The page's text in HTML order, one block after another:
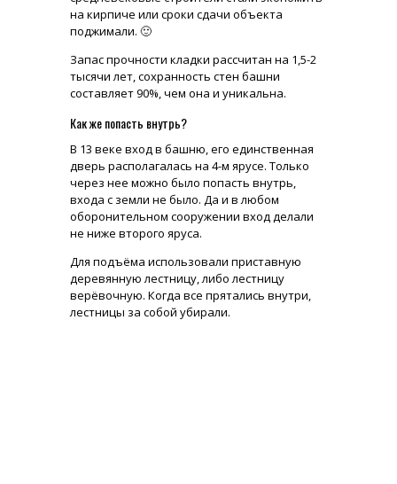
на кирпиче или сроки сдачи объекта
поджимали. 🙂
Запас прочности кладки рассчитан на 1,5-2
тысячи лет, сохранность стен башни
составляет 90%, чем она и уникальна.
Как же попасть внутрь?
В 13 веке вход в башню, его единственная
дверь располагалась на 4-м ярусе. Только
через нее можно было попасть внутрь,
входа с земли не было. Да и в любом
оборонительном сооружении вход делали
не ниже второго яруса.
Для подъёма использовали приставную
деревянную лестницу, либо лестницу
верёвочную. Когда все прятались внутри,
лестницы за собой убирали.